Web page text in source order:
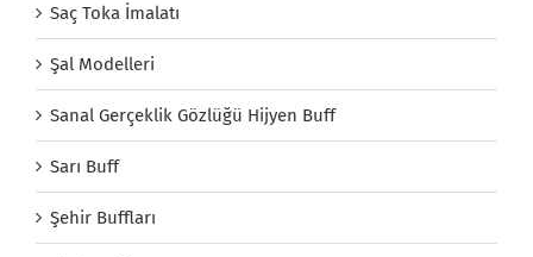
Saç Toka İmalatı
Şal Modelleri
Sanal Gerçeklik Gözlüğü Hijyen Buff
Sarı Buff
Şehir Buffları